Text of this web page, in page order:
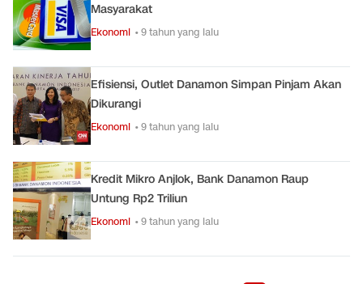
Masyarakat
Ekonomi • 9 tahun yang lalu
Efisiensi, Outlet Danamon Simpan Pinjam Akan
Dikurangi
Ekonomi • 9 tahun yang lalu
Kredit Mikro Anjlok, Bank Danamon Raup
Untung Rp2 Triliun
Ekonomi • 9 tahun yang lalu